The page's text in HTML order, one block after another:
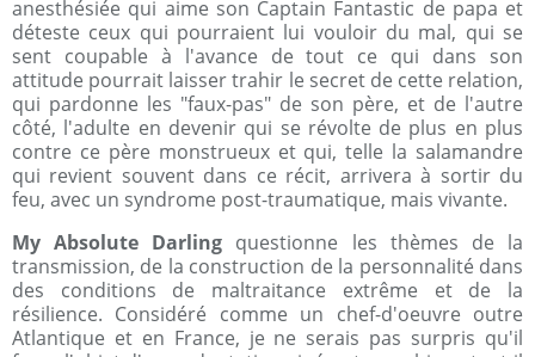
anesthésiée qui aime son Captain Fantastic de papa et
déteste ceux qui pourraient lui vouloir du mal, qui se
sent coupable à l'avance de tout ce qui dans son
attitude pourrait laisser trahir le secret de cette relation,
qui pardonne les "faux-pas" de son père, et de l'autre
côté, l'adulte en devenir qui se révolte de plus en plus
contre ce père monstrueux et qui, telle la salamandre
qui revient souvent dans ce récit, arrivera à sortir du
feu, avec un syndrome post-traumatique, mais vivante.
My Absolute Darling questionne les thèmes de la
transmission, de la construction de la personnalité dans
des conditions de maltraitance extrême et de la
résilience. Considéré comme un chef-d'oeuvre outre
Atlantique et en France, je ne serais pas surpris qu'il